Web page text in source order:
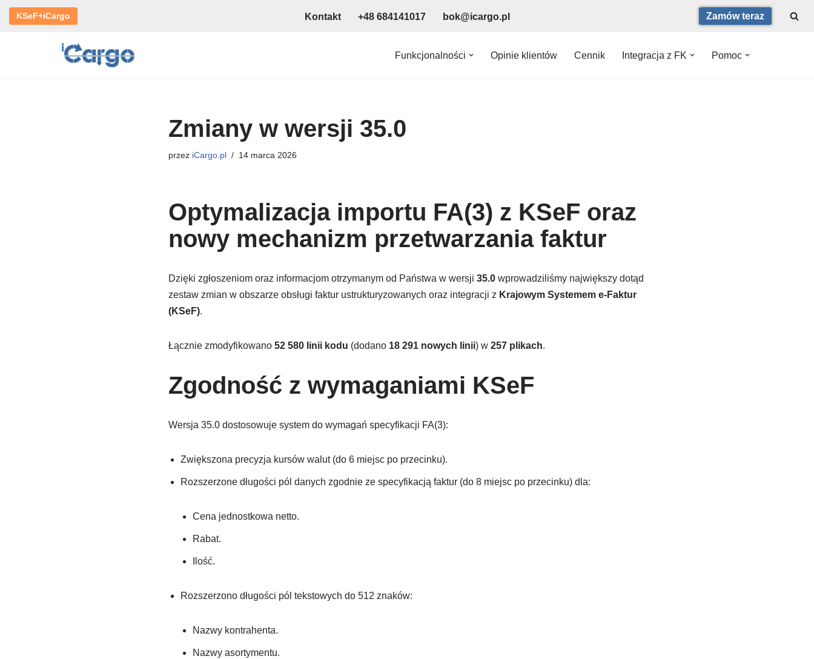
KSeF+iCargo Kontakt +48 684141017 bok@icargo.pl Zamów teraz
Funkcjonalności Opinie klientów Cennik Integracja z FK Pomoc
Zmiany w wersji 35.0
przez iCargo.pl 14 marca 2026
Optymalizacja importu FA(3) z KSeF oraz
nowy mechanizm przetwarzania faktur
Dzięki zgłoszeniom oraz informacjom otrzymanym od Państwa w wersji 35.0wprowadziliśmy największy dotąd
zestaw zmian w obszarze obsługi faktur ustrukturyzowanych oraz integracji z Krajowym Systemem e-Faktur
(KSeF).
Łącznie zmodyfikowano 52 580 linii kodu (dodano 18 291 nowych linii) w 257 plikach.
Zgodność z wymaganiami KSeF
Wersja 35.0 dostosowuje system do wymagań specyfikacji FA(3):
Zwiększona precyzja kursów walut (do 6 miejsc po przecinku).
Rozszerzone długości pól danych zgodnie ze specyfikacją faktur (do 8 miejsc po przecinku) dla:
Cena jednostkowa netto.
Rabat.
Ilość.
Rozszerzono długości pól tekstowych do 512 znaków:
Nazwy kontrahenta.
Nazwy asortymentu.